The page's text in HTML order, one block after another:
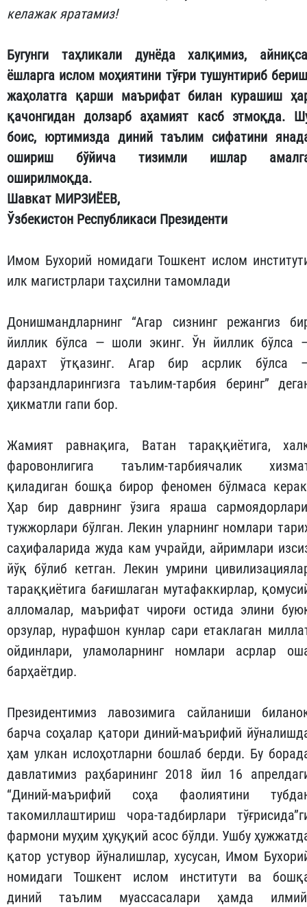
келажак яратамиз!
Бугунги таҳликали дунёда халқимиз,
ёшларга ислом моҳиятини тўғри тушунтириб
жаҳолатга қарши маърифат билан курашиш
қачонгидан долзарб аҳамият касб этмоқда.
боис, юртимизда диний таълим сифатини
ошириш бўйича тизимли ишлар
оширилмоқда.
Шавкат МИРЗИЁЕВ,
Ўзбекистон Республикаси Президенти
Имом Бухорий номидаги Тошкент ислом
илк магистрлари таҳсилни тамомлади
Донишмандларнинг “Агар сизнинг режангиз
йиллик бўлса — шоли экинг. Ўн йиллик бўлса
дарахт ўтқазинг. Агар бир асрлик бўлса
фарзандларингизга таълим-тарбия беринг”
ҳикматли гапи бор.
Жамият равнақига, Ватан тараққиётига,
фаровонлигига таълим-тарбиячалик
қиладиган бошқа бирор феномен бўлмаса
Ҳар бир даврнинг ўзига яраша
тужжорлари бўлган. Лекин уларнинг номлари
саҳифаларида жуда кам учрайди, айримлари
йўқ бўлиб кетган. Лекин умрини
тараққиётига бағишлаган мутафаккирлар,
алломалар, маърифат чироғи остида элини
орзулар, нурафшон кунлар сари етаклаган
ойдинлари, уламоларнинг номлари асрлар
барҳаётдир.
Президентимиз лавозимига сайланиши
барча соҳалар қатори диний-маърифий
ҳам улкан ислоҳотларни бошлаб берди. Бу
давлатимиз раҳбарининг 2018 йил 16
“Диний-маърифий соҳа фаолиятини
такомиллаштириш чора-тадбирлари
фармони муҳим ҳуқуқий асос бўлди. Ушбу
қатор устувор йўналишлар, хусусан, Имом
номидаги Тошкент ислом институти ва
диний таълим муассасалари ҳамда